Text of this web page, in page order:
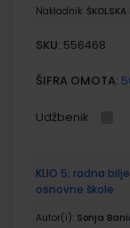
Nakladnik:
SKU: 556468
ŠIFRA OMOTA:
Udžbenik
KLIO 5; radna
osnovne škole
Autor(i): Sonja